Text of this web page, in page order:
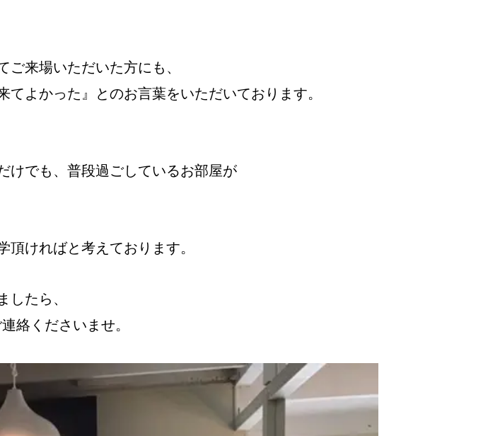
ご来場いただいた方にも、
よかった』とのお言葉をいただいております。
けでも、普段過ごしているお部屋が
ければと考えております。
たら、
絡くださいませ。